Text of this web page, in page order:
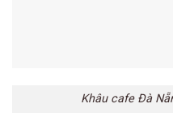
Khâu cafe Đà